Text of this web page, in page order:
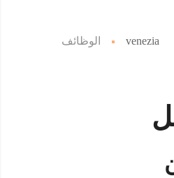
venezia الوظائف